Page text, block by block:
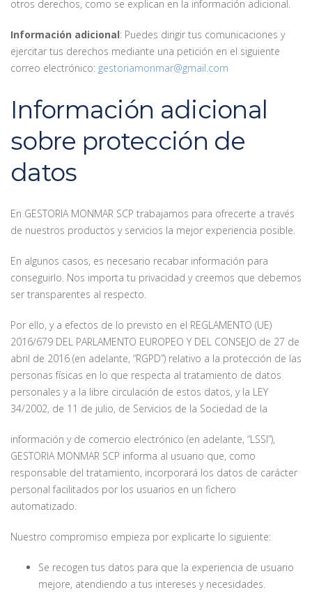
otros derechos, como se explican en la información adicional.
Información adicional: Puedes dirigir tus comunicaciones y
ejercitar tus derechos mediante una petición en el siguiente
correo electrónico: gestoriamonmar@gmail.com
Información adicional
sobre protección de
datos
En GESTORIA MONMAR SCP trabajamos para ofrecerte a través
de nuestros productos y servicios la mejor experiencia posible.
En algunos casos, es necesario recabar información para
conseguirlo. Nos importa tu privacidad y creemos que debemos
ser transparentes al respecto.
Por ello, y a efectos de lo previsto en el REGLAMENTO (UE)
2016/679 DEL PARLAMENTO EUROPEO Y DEL CONSEJO de 27 de
abril de 2016 (en adelante, “RGPD”) relativo a la protección de las
personas físicas en lo que respecta al tratamiento de datos
personales y a la libre circulación de estos datos, y la LEY
34/2002, de 11 de julio, de Servicios de la Sociedad de la
información y de comercio electrónico (en adelante, “LSSI”),
GESTORIA MONMAR SCP informa al usuario que, como
responsable del tratamiento, incorporará los datos de carácter
personal facilitados por los usuarios en un fichero
automatizado.
Nuestro compromiso empieza por explicarte lo siguiente:
Se recogen tus datos para que la experiencia de usuario
mejore, atendiendo a tus intereses y necesidades.